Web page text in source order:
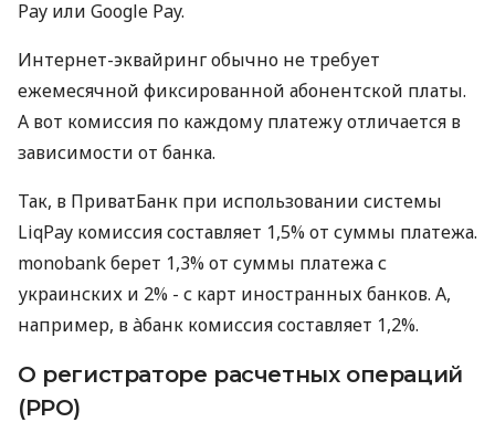
Pay или Google Pay.
Интернет-эквайринг обычно не требует
ежемесячной фиксированной абонентской платы.
А вот комиссия по каждому платежу отличается в
зависимости от банка.
Так, в ПриватБанк при использовании системы
LiqPay комиссия составляет 1,5% от суммы платежа.
monobank берет 1,3% от суммы платежа с
украинских и 2% - с карт иностранных банков. А,
например, в àбанк комиссия составляет 1,2%.
О регистраторе расчетных операций
(РРО)